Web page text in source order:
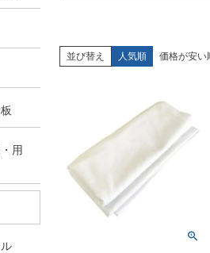
用
並び替え 人気順 価格が安い